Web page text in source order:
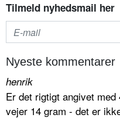
Tilmeld nyhedsmail her
Nyeste kommentarer
henrik
Er det rigtigt angivet
vejer 14 gram - det er